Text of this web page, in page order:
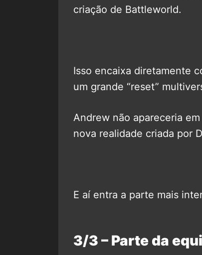
criação de Battleworld.
Isso encaixa diretamente
um grande “reset”
Andrew não apareceria em
nova realidade criada por
E aí entra a parte mais
3/3 – Parte da